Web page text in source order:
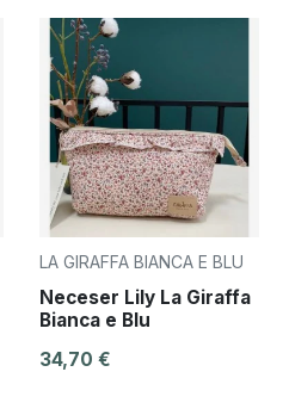
LA GIRAFFA BIANCA E BLU
Neceser Lily La Giraffa
Bianca e Blu
34,70 €